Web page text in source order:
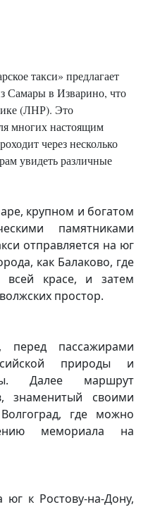
такси» предлагает
Самары в Изварино, что
(ЛНР). Это
многих настоящим
через несколько
увидеть различные
крупном и богатом
памятниками
отправляется на юг
как Балаково, где
красе, и затем
простор.
пассажирами
природы и
Далее маршрут
знаменитый своими
где можно
мемориала на
к Ростову-на-Дону,